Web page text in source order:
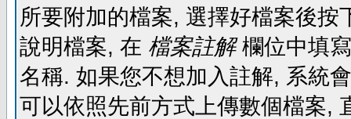
所要附加的檔案, 選擇好檔案後
說明檔案, 在 檔案註解欄位中填
名稱. 如果您不想加入註解, 系統
可以依照先前方式上傳數個檔案,